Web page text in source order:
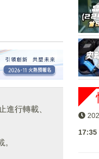
進行轉載、
17:35